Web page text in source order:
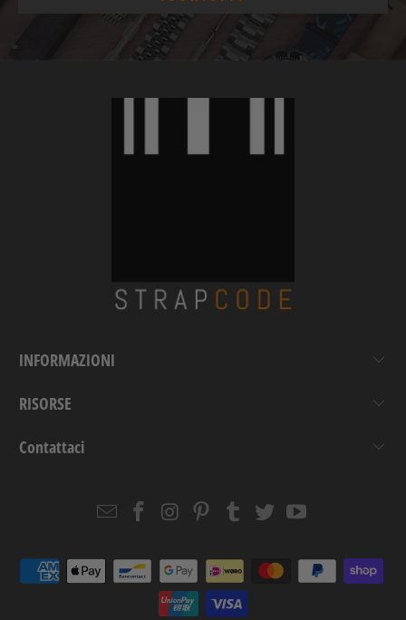
INFORMAZIONI
RISORSE
Contattaci
EmailStrapcode
Facebook
Strapcode
Instagram
Strapcode
Pinterest
Strapcode
Tumblr
Strapcode
TwitterYouTube